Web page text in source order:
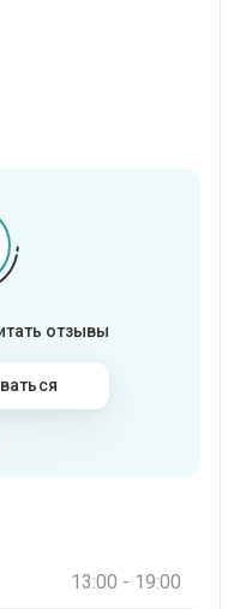
отзывы
13:00 - 19:00